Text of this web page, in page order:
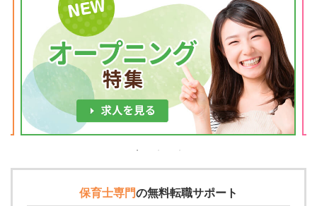
保育士専門の無料転職サポート